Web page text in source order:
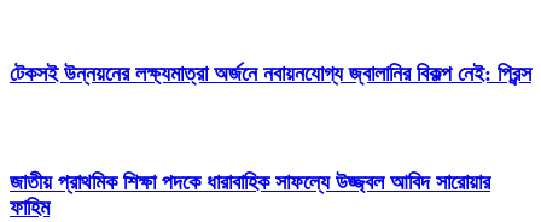
টেকসই উন্নয়নের লক্ষ্যমাত্রা অর্জনে নবায়নযোগ্য জ্বালানির বিকল্প নেই: প্রিন্স
জাতীয় প্রাথমিক শিক্ষা পদকে ধারাবাহিক সাফল্যে উজ্জ্বল আবিদ সারোয়ার
ফাহিম